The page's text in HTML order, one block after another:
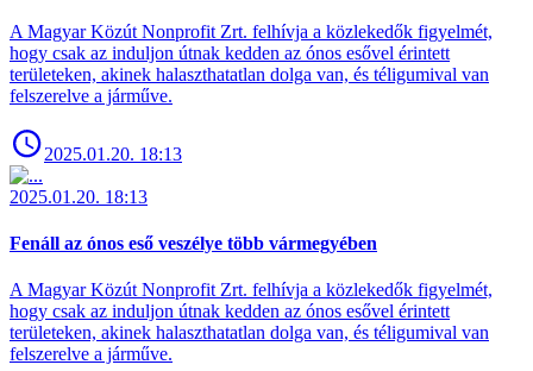
A Magyar Közút Nonprofit Zrt. felhívja a közlekedők figyelmét,
hogy csak az induljon útnak kedden az ónos esővel érintett
területeken, akinek halaszthatatlan dolga van, és téligumival van
felszerelve a járműve.
2025.01.20. 18:13
2025.01.20. 18:13
Fenáll az ónos eső veszélye több vármegyében
A Magyar Közút Nonprofit Zrt. felhívja a közlekedők figyelmét,
hogy csak az induljon útnak kedden az ónos esővel érintett
területeken, akinek halaszthatatlan dolga van, és téligumival van
felszerelve a járműve.